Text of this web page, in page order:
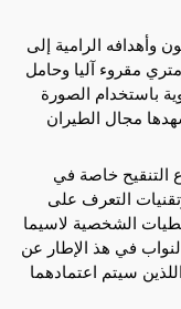
وأهدافه الرامية إلى
مقروء آليا وحامل
باستخدام الصورة
مجال الطيران
خاصة في
التعرف على
الشخصية لاسيما
في هذ الإطار عن
سيتم اعتمادهما